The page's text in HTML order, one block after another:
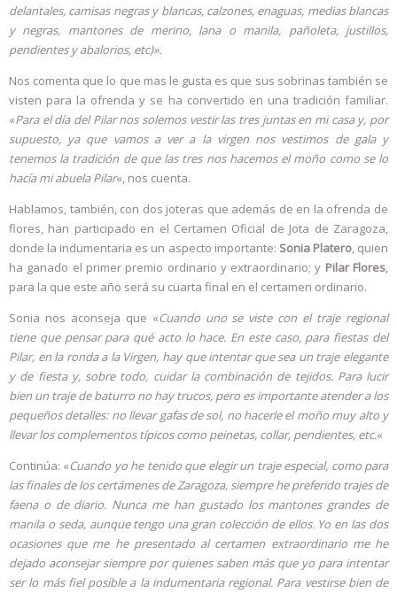
delantales, camisas negras y blancas, calzones, enaguas, medias blancas
y negras, mantones de merino, lana o manila, pañoleta, justillos,
pendientes y abalorios, etc)».
Nos comenta que lo que mas le gusta es que sus sobrinas también se
visten para la ofrenda y se ha convertido en una tradición familiar.
«Para el día del Pilar nos solemos vestir las tres juntas en mi casa y, por
supuesto, ya que vamos a ver a la virgen nos vestimos de gala y
tenemos la tradición de que las tres nos hacemos el moño como se lo
hacía mi abuela Pilar«, nos cuenta.
Hablamos, también, con dos joteras que además de en la ofrenda de
flores, han participado en el Certamen Oficial de Jota de Zaragoza,
donde la indumentaria es un aspecto importante: Sonia Platero, quien
ha ganado el primer premio ordinario y extraordinario; y Pilar Flores,
para la que este año será su cuarta final en el certamen ordinario.
Sonia nos aconseja que «Cuando uno se viste con el traje regional
tiene que pensar para qué acto lo hace. En este caso, para fiestas del
Pilar, en la ronda a la Virgen, hay que intentar que sea un traje elegante
y de fiesta y, sobre todo, cuidar la combinación de tejidos. Para lucir
bien un traje de baturro no hay trucos, pero es importante atender a los
pequeños detalles: no llevar gafas de sol, no hacerle el moño muy alto y
llevar los complementos típicos como peinetas, collar, pendientes, etc.«
Continúa: «Cuando yo he tenido que elegir un traje especial, como para
las finales de los certámenes de Zaragoza, siempre he preferido trajes de
faena o de diario. Nunca me han gustado los mantones grandes de
manila o seda, aunque tengo una gran colección de ellos. Yo en las dos
ocasiones que me he presentado al certamen extraordinario me he
dejado aconsejar siempre por quienes saben más que yo para intentar
ser lo más fiel posible a la indumentaria regional. Para vestirse bien de